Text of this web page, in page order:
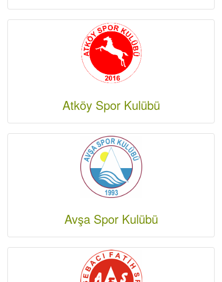
Atköy Spor Kulübü
Avşa Spor Kulübü